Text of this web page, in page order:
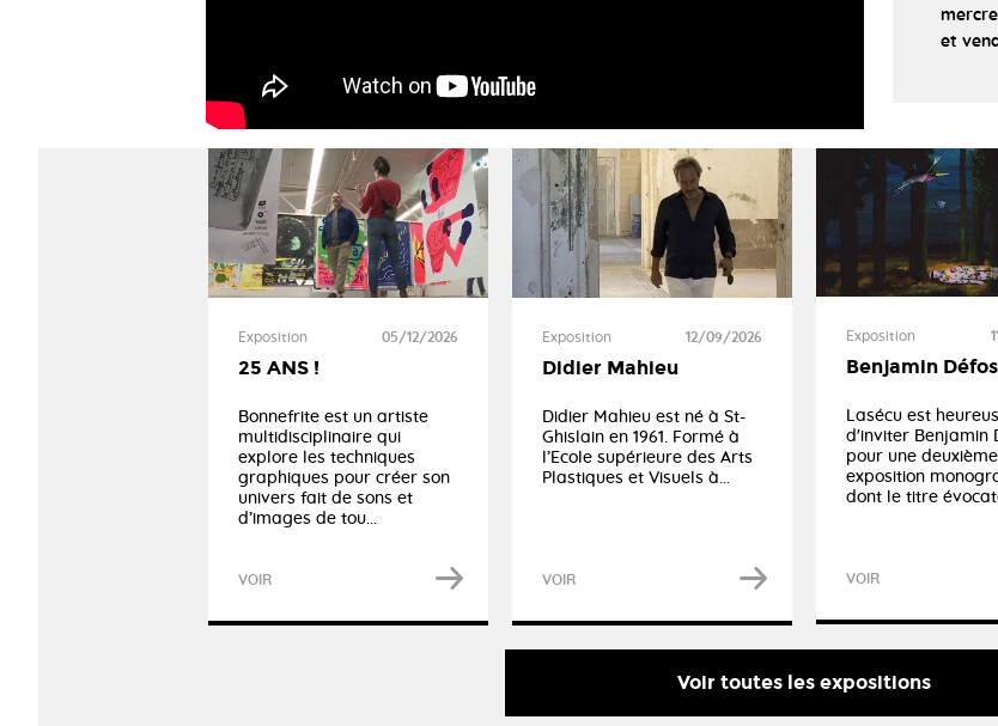
et
Exposition 05/12/2026
25 ANS !
Bonnefrite est un artiste
multidisciplinaire qui
explore les techniques
graphiques pour créer son
univers fait de sons et
d’images de tou...
VOIR
Exposition 12/09/2026
Didier Mahieu
Didier Mahieu est né à St-
Ghislain en 1961. Formé à
l’Ecole supérieure des Arts
Plastiques et Visuels à...
VOIR
Exposition
Benjamin
Lasécu est
d'inviter Benjamin
pour une deuxième
exposition
dont le titre
VOIR
Voir toutes les expositions